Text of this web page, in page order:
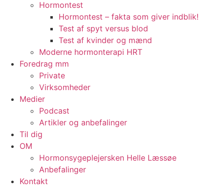
Hormontest
Hormontest – fakta som giver indblik!
Test af spyt versus blod
Test af kvinder og mænd
Moderne hormonterapi HRT
Foredrag mm
Private
Virksomheder
Medier
Podcast
Artikler og anbefalinger
Til dig
OM
Hormonsygeplejersken Helle Læssøe
Anbefalinger
Kontakt